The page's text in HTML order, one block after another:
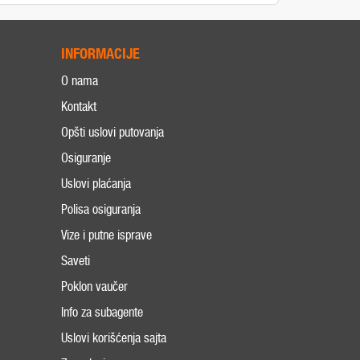
INFORMACIJE
O nama
Kontakt
Opšti uslovi putovanja
Osiguranje
Uslovi plaćanja
Polisa osiguranja
Vize i putne isprave
Saveti
Poklon vaučer
Info za subagente
Uslovi korišćenja sajta